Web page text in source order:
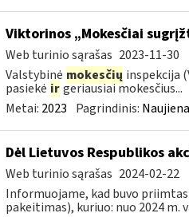
Viktorinos „Mokesčiai
Web turinio sąrašas 2023-11-30
Valstybinė mokesčių inspekcija
pasiekė ir geriausiai mokesčius...
Metai: 2023 Pagrindinis: Naujiena
Dėl Lietuvos Respublikos
Web turinio sąrašas 2024-02-22
Informuojame, kad buvo
pakeitimas), kuriuo: nuo 2024 m.